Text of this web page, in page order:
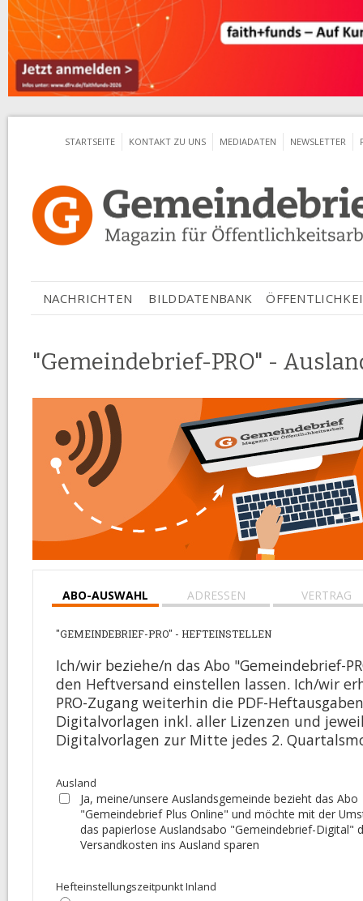
STARTSEITE KONTAKT ZU UNS MEDIADATEN NEWSLETTER
NACHRICHTEN BILDDATENBANK
"Gemeindebrief-PRO" -
ABO-AUSWAHL ADRESSEN VERTRAG
"GEMEINDEBRIEF-PRO" - HEFTEINSTELLEN
Ich/wir beziehe/n das Abo "Gemeindebrief-
den Heftversand einstellen lassen. Ich/wir
PRO-Zugang weiterhin die PDF-
Digitalvorlagen inkl. aller Lizenzen und
Digitalvorlagen zur Mitte jedes 2.
Ausland
Ja, meine/unsere Auslandsgemeinde bezieht das Abo
"Gemeindebrief Plus Online" und möchte mit der
das papierlose Auslandsabo "Gemeindebrief-Digital"
Versandkosten ins Ausland sparen
Hefteinstellungszeitpunkt Inland